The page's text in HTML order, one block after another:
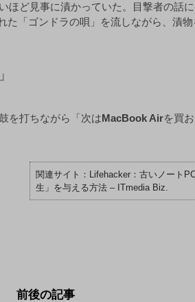
ほど見事に漬かっていた。目撃者の話に
た「ゴンドラの唄」を流しながら、漬
を打ちながら「次はMacBook Airを買
Lifehacker：古いノート
生」を与える方法 – ITmedia Biz.
前後の記事